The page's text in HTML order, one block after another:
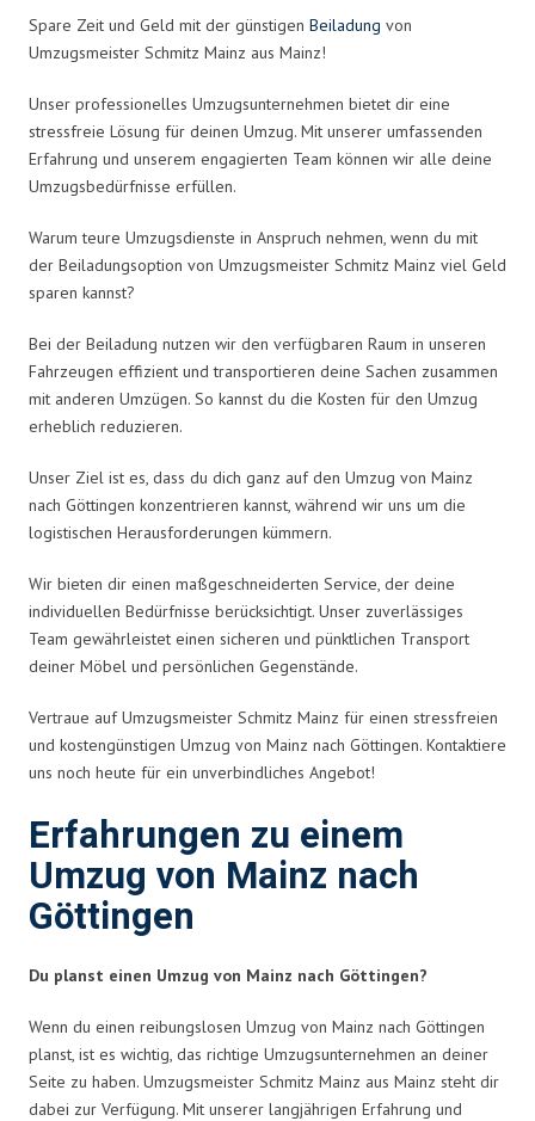
Spare Zeit und Geld mit der günstigen Beiladung von
Umzugsmeister Schmitz Mainz aus Mainz!
Unser professionelles Umzugsunternehmen bietet dir eine
stressfreie Lösung für deinen Umzug. Mit unserer umfassenden
Erfahrung und unserem engagierten Team können wir alle deine
Umzugsbedürfnisse erfüllen.
Warum teure Umzugsdienste in Anspruch nehmen, wenn du mit
der Beiladungsoption von Umzugsmeister Schmitz Mainz viel Geld
sparen kannst?
Bei der Beiladung nutzen wir den verfügbaren Raum in unseren
Fahrzeugen effizient und transportieren deine Sachen zusammen
mit anderen Umzügen. So kannst du die Kosten für den Umzug
erheblich reduzieren.
Unser Ziel ist es, dass du dich ganz auf den Umzug von Mainz
nach Göttingen konzentrieren kannst, während wir uns um die
logistischen Herausforderungen kümmern.
Wir bieten dir einen maßgeschneiderten Service, der deine
individuellen Bedürfnisse berücksichtigt. Unser zuverlässiges
Team gewährleistet einen sicheren und pünktlichen Transport
deiner Möbel und persönlichen Gegenstände.
Vertraue auf Umzugsmeister Schmitz Mainz für einen stressfreien
und kostengünstigen Umzug von Mainz nach Göttingen. Kontaktiere
uns noch heute für ein unverbindliches Angebot!
Erfahrungen zu einem
Umzug von Mainz nach
Göttingen
Du planst einen Umzug von Mainz nach Göttingen?
Wenn du einen reibungslosen Umzug von Mainz nach Göttingen
planst, ist es wichtig, das richtige Umzugsunternehmen an deiner
Seite zu haben. Umzugsmeister Schmitz Mainz aus Mainz steht dir
dabei zur Verfügung. Mit unserer langjährigen Erfahrung und